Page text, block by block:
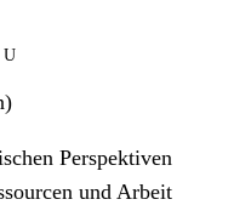
U
Perspektiven
und Arbeit